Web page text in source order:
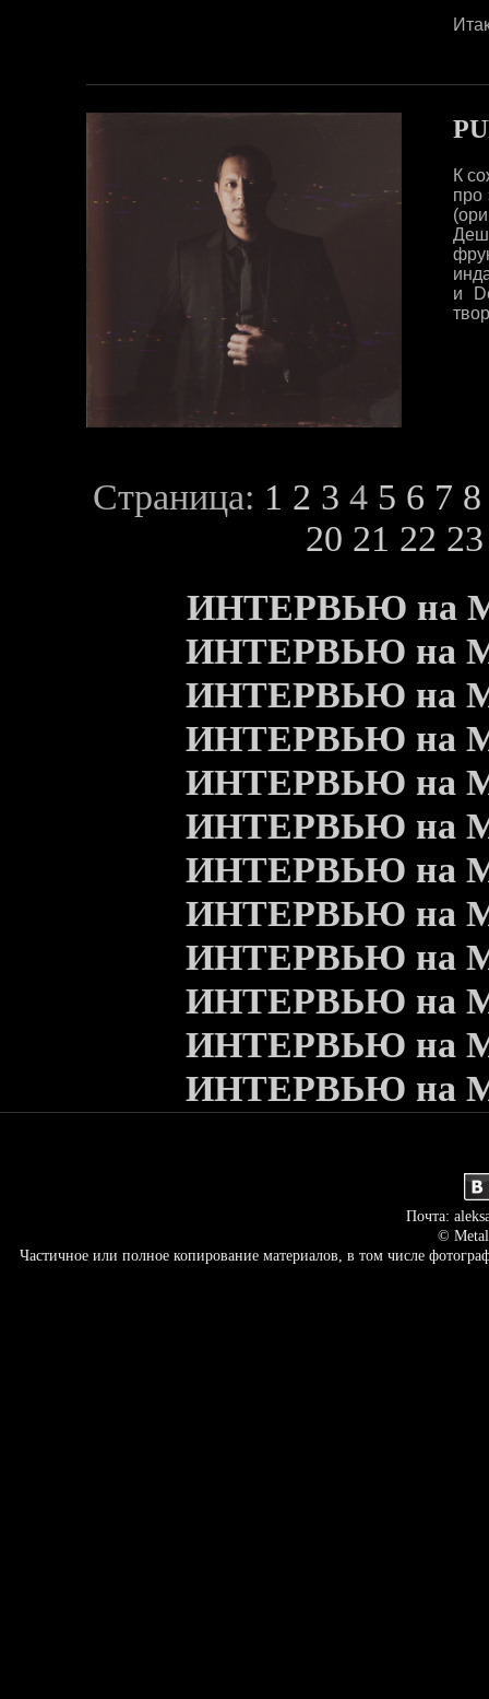
К
про
и
Страница: 1 2 3 4 5 6 7 8
20 21 22 23
ИНТЕРВЬЮ на
ИНТЕРВЬЮ на
ИНТЕРВЬЮ на
ИНТЕРВЬЮ на
ИНТЕРВЬЮ на
ИНТЕРВЬЮ на
ИНТЕРВЬЮ на
ИНТЕРВЬЮ на
ИНТЕРВЬЮ на
ИНТЕРВЬЮ на
ИНТЕРВЬЮ на
ИНТЕРВЬЮ на
Почта:
©
Частичное или полное копирование материалов, в том числе